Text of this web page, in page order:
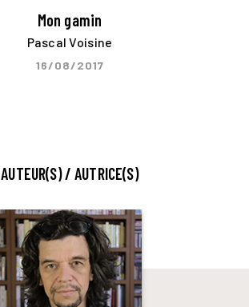
Mon gamin
Pascal Voisine
16/08/2017
AUTEUR(S) / AUTRICE(S)